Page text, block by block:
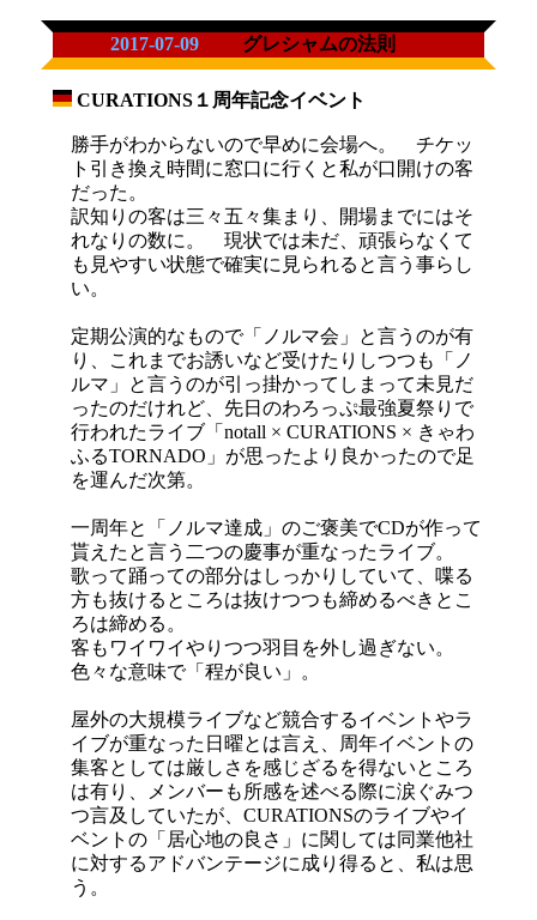
2017-07-09 グレシャムの法則
CURATIONS１周年記念イベント
勝手がわからないので早めに会場へ。 チケッ
ト引き換え時間に窓口に行くと私が口開けの客
だった。
訳知りの客は三々五々集まり、開場までにはそ
れなりの数に。 現状では未だ、頑張らなくて
も見やすい状態で確実に見られると言う事らし
い。
定期公演的なもので「ノルマ会」と言うのが有
り、これまでお誘いなど受けたりしつつも「ノ
ルマ」と言うのが引っ掛かってしまって未見だ
ったのだけれど、先日のわろっぷ最強夏祭りで
行われたライブ「notall × CURATIONS × きゃわ
ふるTORNADO」が思ったより良かったので足
を運んだ次第。
一周年と「ノルマ達成」のご褒美でCDが作って
貰えたと言う二つの慶事が重なったライブ。
歌って踊っての部分はしっかりしていて、喋る
方も抜けるところは抜けつつも締めるべきとこ
ろは締める。
客もワイワイやりつつ羽目を外し過ぎない。
色々な意味で「程が良い」。
屋外の大規模ライブなど競合するイベントやラ
イブが重なった日曜とは言え、周年イベントの
集客としては厳しさを感じざるを得ないところ
は有り、メンバーも所感を述べる際に涙ぐみつ
つ言及していたが、CURATIONSのライブやイ
ベントの「居心地の良さ」に関しては同業他社
に対するアドバンテージに成り得ると、私は思
う。